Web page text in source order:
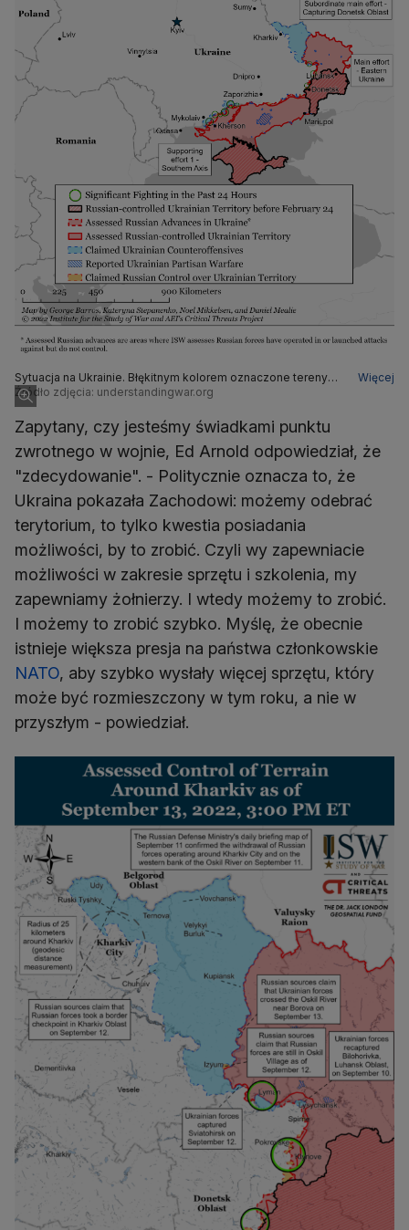
Sytuacja na Ukrainie. Błękitnym kolorem oznaczone tereny
odbite z rąk Rosjan (stan na 13 września godz. 15.)
Więcej
Źródło zdjęcia: understandingwar.org
Zapytany, czy jesteśmy świadkami punktu
zwrotnego w wojnie, Ed Arnold odpowiedział, że
"zdecydowanie". - Politycznie oznacza to, że
Ukraina pokazała Zachodowi: możemy odebrać
terytorium, to tylko kwestia posiadania
możliwości, by to zrobić. Czyli wy zapewniacie
możliwości w zakresie sprzętu i szkolenia, my
zapewniamy żołnierzy. I wtedy możemy to zrobić.
I możemy to zrobić szybko. Myślę, że obecnie
istnieje większa presja na państwa członkowskie
NATO, aby szybko wysłały więcej sprzętu, który
może być rozmieszczony w tym roku, a nie w
przyszłym - powiedział.